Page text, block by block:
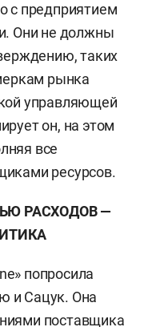
с предприятием
Они не должны
таких
рынка
управляющей
он, на этом
все
ресурсов.
РАСХОДОВ —
попросила
и Сацук. Она
поставщика